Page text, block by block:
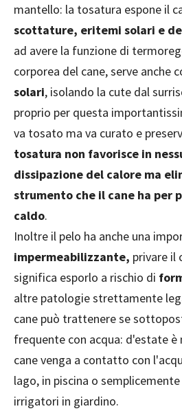
mantello: la tosatura espone il
scottature, eritemi solari e
ad avere la funzione di
corporea del cane, serve anche
solari, isolando la cute dal
proprio per questa
va tosato ma va curato e
tosatura non favorisce in
dissipazione del calore ma
strumento che il cane ha per
caldo.
Inoltre il pelo ha anche una
impermeabilizzante, privare il
significa esporlo a rischio di
altre patologie strettamente
cane può trattenere se
frequente con acqua: d'estate
cane venga a contatto con
lago, in piscina o
irrigatori in giardino.